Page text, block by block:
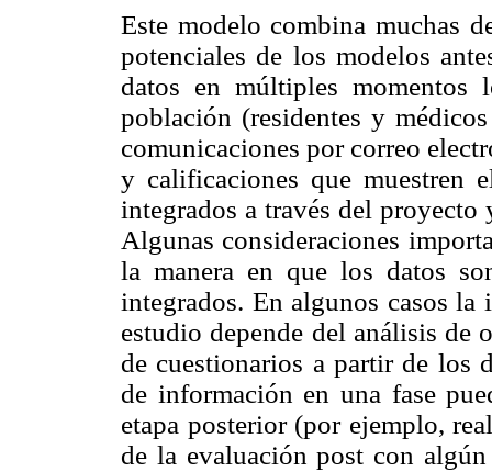
Este modelo combina muchas
potenciales de los modelos
datos en múltiples momentos
población (residentes y
comunicaciones por correo
y calificaciones que muestren
integrados a través del
Algunas consideraciones
la manera en que los datos
integrados. En algunos casos
estudio depende del análisis de
de cuestionarios a partir de los
de información en una fase
etapa posterior (por ejemplo,
de la evaluación post con